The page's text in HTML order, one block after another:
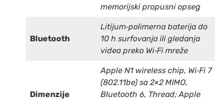
memorijski propusni opseg
Bluetooth
Litijum‑polimerna baterija do
10 h surfovanja ili gledanja
videa preko Wi‑Fi mreže
Dimenzije
Apple N1 wireless chip, Wi‑Fi 7
(802.11be) sa 2×2 MIMO,
Bluetooth 6, Thread; Apple